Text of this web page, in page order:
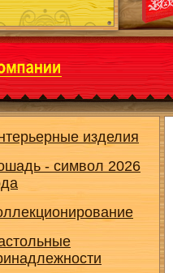
изделия
- символ 2026